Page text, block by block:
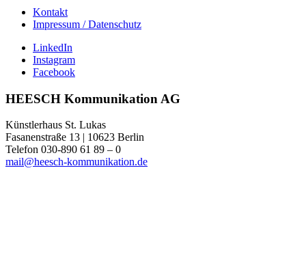
Kontakt
Impressum / Datenschutz
LinkedIn
Instagram
Facebook
HEESCH Kommunikation AG
Künstlerhaus St. Lukas
Fasanenstraße 13 | 10623 Berlin
Telefon 030-890 61 89 – 0
mail@heesch-kommunikation.de